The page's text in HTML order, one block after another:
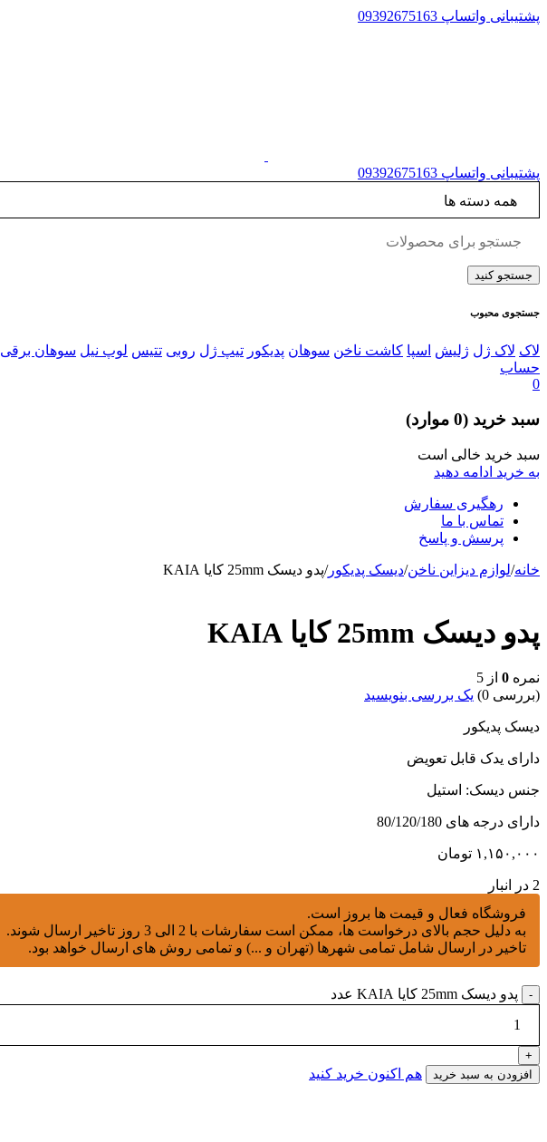
پشتیبانی واتساپ 09392675163
پشتیبانی واتساپ 09392675163
جستجوی محبوب
لاک لاک ژل ژلیش اسپا کاشت ناخن سوهان پدیکور تیپ ژل روبی تتیس لوپ نیل سوهان برقی
حساب
0
سبد خرید (0 موارد)
سبد خرید خالی است
به خرید ادامه دهید
رهگیری سفارش
تماس با ما
پرسش و پاسخ
خانه/لوازم دیزاین ناخن/دیسک پدیکور/پدو دیسک 25mm کایا KAIA
پدو دیسک 25mm کایا KAIA
نمره 0 از 5
(بررسی 0)
یک بررسی بنویسید
دیسک پدیکور
دارای یدک قابل تعویض
جنس دیسک: استیل
دارای درجه های 80/120/180
۱,۱۵۰,۰۰۰ تومان
2 در انبار
فروشگاه فعال و قیمت ها بروز است.
به دلیل حجم بالای درخواست ها، ممکن است سفارشات با 2 الی 3 روز تاخیر ارسال شوند.
تاخیر در ارسال شامل تمامی شهرها (تهران و ...) و تمامی روش های ارسال خواهد بود.
پدو دیسک 25mm کایا KAIA عدد
افزودن به سبد خرید هم اکنون خرید کنید